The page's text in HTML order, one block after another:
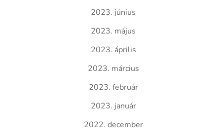
2023. június
2023. május
2023. április
2023. március
2023. február
2023. január
2022. december